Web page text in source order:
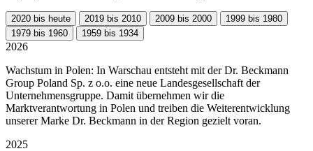
2020 bis heute 2019 bis 2010 2009 bis 2000
1999 bis 1980
1979 bis 1960
1959 bis 1934
2026
Wachstum in Polen: In Warschau entsteht mit der Dr. Beckmann
Group Poland Sp. z o.o. eine neue Landesgesellschaft der
Unternehmensgruppe. Damit übernehmen wir die
Marktverantwortung in Polen und treiben die Weiterentwicklung
unserer Marke Dr. Beckmann in der Region gezielt voran.
2025